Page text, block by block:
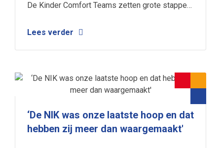
De Kinder Comfort Teams zetten grote stappen
gezinnen. Hun groeiende slagkracht maakt het
dichterbij en zorgvuldiger te begeleiden.
Lees verder
‘De NIK was onze laatste hoop en dat
hebben zij meer dan waargemaakt'